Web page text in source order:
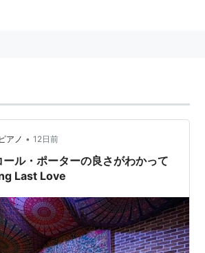
営哲学と仕事に対する姿勢は彼をし
最も豊富な人たらしめた。この祖父
ルはエール大学に進学し、この学生
曲もの作曲をしている。が、そのた
ごし、卒業するまで異性とのセック
。
にたくさん宝石を持っていて、それ
ていったのだろう。以下のようなキラ
展示された。
アノ • 12日前
ール・ポーターの良さがわかって
Last Love